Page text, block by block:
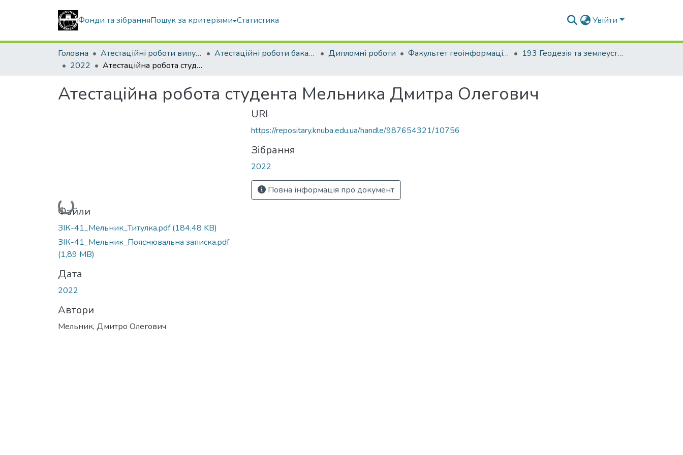
Фонди та зібранняПошук за критеріями Статистика Увійти
Головна Атестаційні роботи випускників Атестаційні роботи бакалаврів Дипломні роботи Факультет геоінформаційних систем та управління територіями
193 Геодезія та землеустрій. Землеустрій і кадастр
2022
Атестаційна робота студента Мельника Дмитра Олегович
Атестаційна робота студента Мельника Дмитра Олегович
Вантажиться...
Файли
ЗІК-41_Мельник_Титулка.pdf(184,48 KB)
ЗІК-41_Мельник_Пояснювальна записка.pdf
(1,89 MB)
Дата
2022
Автори
Мельник, Дмитро Олегович
URI
https://repositary.knuba.edu.ua/handle/987654321/10756
Зібрання
2022
Повна інформація про документ